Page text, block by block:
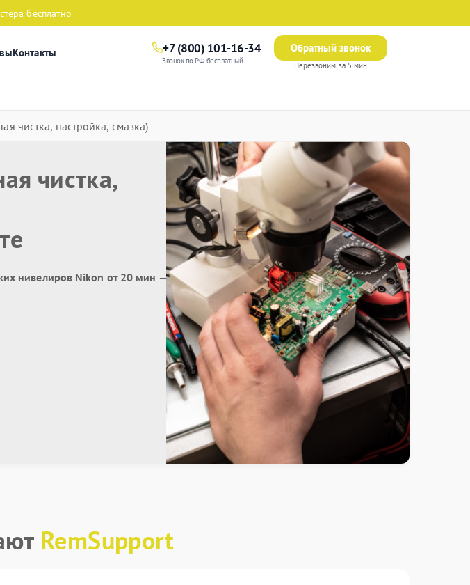
бесплатно
Контакты +7 (800) 101-16-34
Звонок по РФ бесплатный
Обратный звонок
Перезвоним за 5 мин
чистка, настройка, смазка)
чистка,
нивелиров Nikon от 20 мин —
RemSupport